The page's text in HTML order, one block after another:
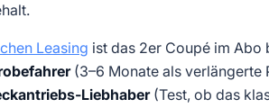
Leasing ist das 2er Coupé im Abo
(3–6 Monate als verlängerte
Liebhaber(Test, ob das